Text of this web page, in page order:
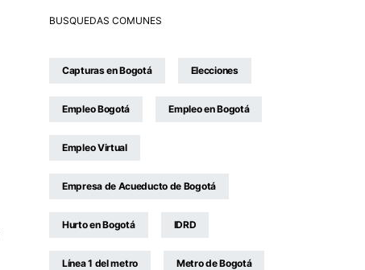
BUSQUEDAS COMUNES
Capturas en Bogotá Elecciones
Empleo Bogotá Empleo en Bogotá
Empleo Virtual
Empresa de Acueducto de Bogotá
Hurto en Bogotá IDRD
Línea 1 del metro Metro de Bogotá